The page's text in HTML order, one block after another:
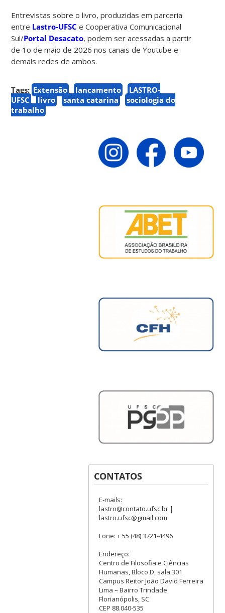
Entrevistas sobre o livro, produzidas em parceria
entre Lastro-UFSC e Cooperativa Comunicacional
Sul/Portal Desacato, podem ser acessadas a partir
de 1o de maio de 2026 nos canais de Youtube e
demais redes de ambos.
Tags: Extensão lançamento
LASTRO-
UFSC
livro santa catarina
sociologia do
trabalho
CONTATOS
E-mails:
lastro@contato.ufsc.br |
lastro.ufsc@gmail.com
Fone: + 55 (48) 3721-4496
Endereço:
Centro de Filosofia e Ciências
Humanas, Bloco D, sala 301
Campus Reitor João David Ferreira
Lima – Bairro Trindade
Florianópolis, SC
CEP 88.040-535